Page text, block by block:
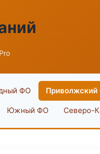
ФО
Южный ФО Северо-